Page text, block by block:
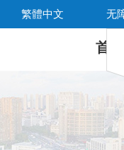
繁體中文 无
首 页